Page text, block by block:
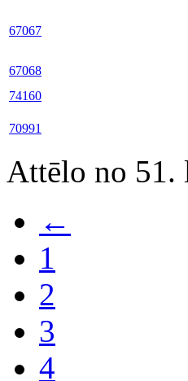
67067
67068
74160
70991
Attēlo no 51.
←
1
2
3
4